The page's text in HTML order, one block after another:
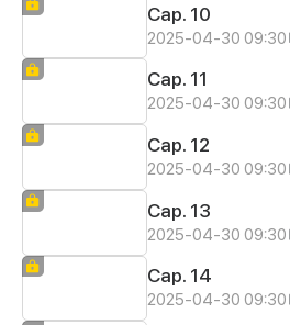
Cap. 10
2025-04-30 09:30
Cap. 11
2025-04-30 09:30
Cap. 12
2025-04-30 09:30
Cap. 13
2025-04-30 09:30
Cap. 14
2025-04-30 09:30